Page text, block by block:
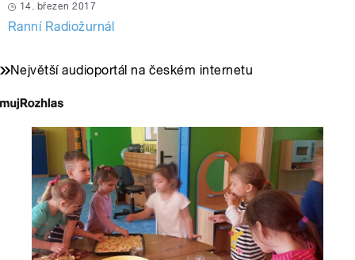
14. březen 2017
Ranní Radiožurnál
Největší audioportál na českém internetu